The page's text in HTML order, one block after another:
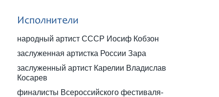
Исполнители
народный артист СССР Иосиф Кобзон
заслуженная артистка России Зара
заслуженный артист Карелии Владислав
Косарев
финалисты Всероссийского фестиваля-